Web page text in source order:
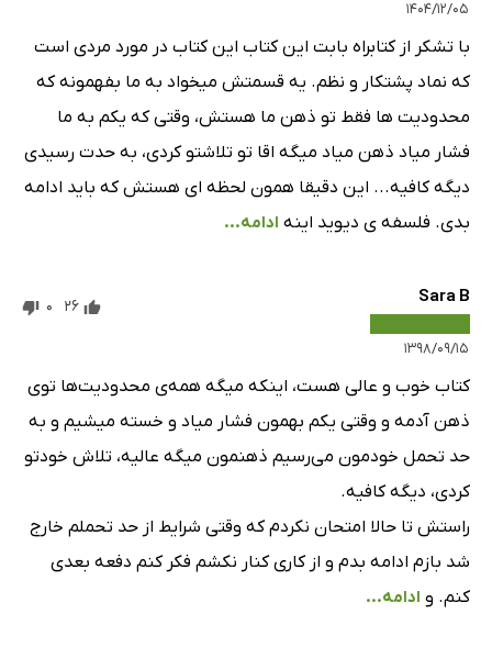
۱۴۰۴/۱۲/۰۵
با تشکر از کتابراه بابت این کتاب این کتاب در مورد مردی است
که نماد پشتکار و نظم. یه قسمتش میخواد به ما بفهمونه که
محدودیت ها فقط تو ذهن ما هستش، وقتی که یکم به ما
فشار میاد ذهن میاد میگه اقا تو تلاشتو کردی، به حدت رسیدی
دیگه کافیه... این دقیقا همون لحظه ای هستش که باید ادامه
بدی. فلسفه ی دیوید اینه ادامه...
Sara B
۱۳۹۸/۰۹/۱۵
26
0
کتاب خوب و عالی هست، اینکه میگه همه‌ی محدودیت‌ها توی
ذهن آدمه و وقتی یکم بهمون فشار میاد و خسته میشیم و به
حد تحمل خودمون می‌رسیم ذهنمون میگه عالیه، تلاش خودتو
کردی، دیگه کافیه.
راستش تا حالا امتحان نکردم که وقتی شرایط از حد تحملم خارج
شد بازم ادامه بدم و از کاری کنار نکشم فکر کنم دفعه بعدی
کنم. و ادامه...